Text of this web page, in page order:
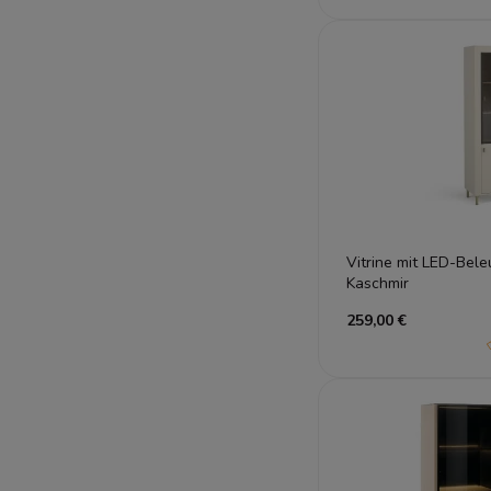
Vitrine mit LED-
Kaschmir
259,00 €